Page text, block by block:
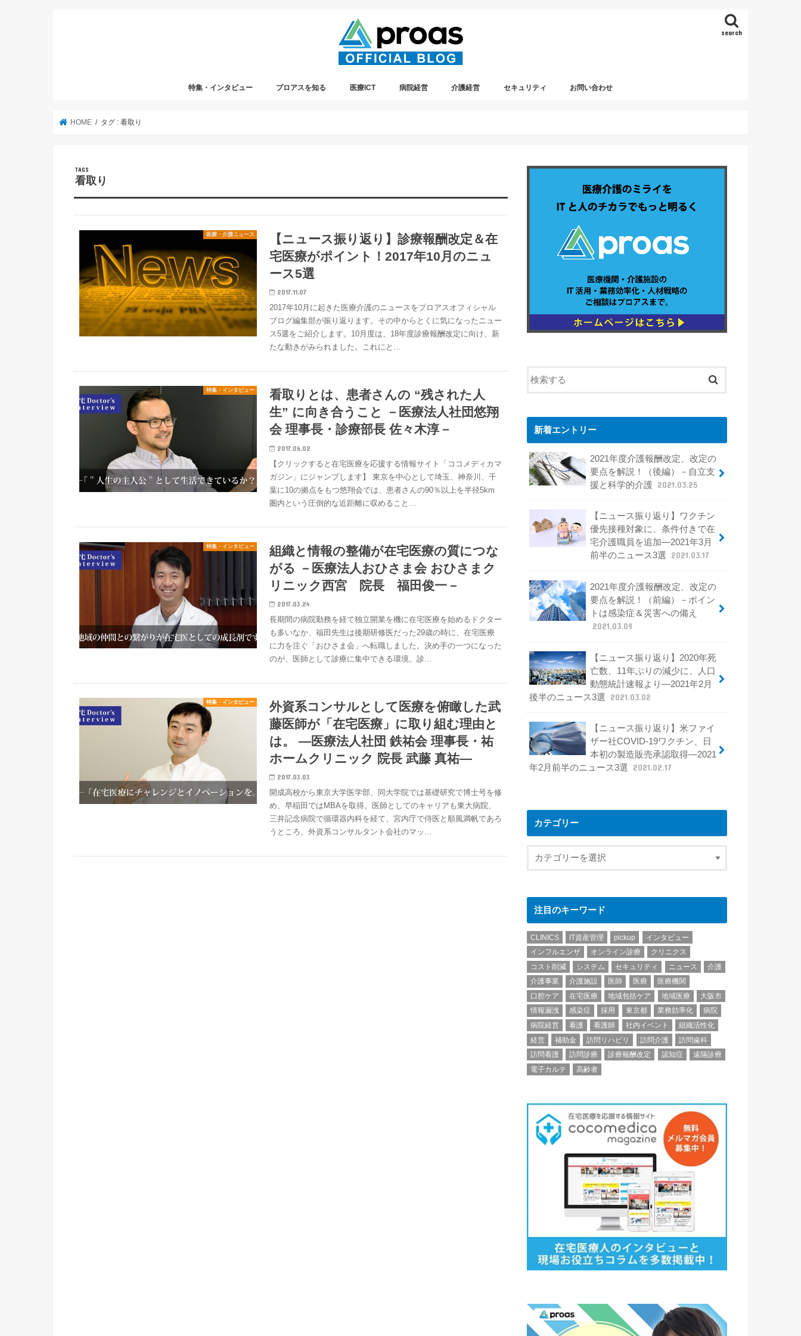
search
特集・インタビュー プロアスを知る 医療ICT 病院経営 介護経営 セキュリティ お問い合わせ
HOME タグ : 看取り
看取り
医療・介護ニュース
【ニュース振り返り】診療報酬改定＆在
宅医療がポイント！2017年10月のニュ
ース5選
2017.11.07
2017年10月に起きた医療介護のニュースをプロアスオフィシャル
ブログ編集部が振り返ります。その中からとくに気になったニュー
ス5選をご紹介します。10月度は、18年度診療報酬改定に向け、新
たな動きがみられました。これにと…
特集・インタビュー
看取りとは、患者さんの “残された人
生” に向き合うこと －医療法人社団悠翔
会 理事長・診療部長 佐々木淳－
2017.06.02
【クリックすると在宅医療を応援する情報サイト「ココメディカマ
ガジン」にジャンプします】 東京を中心として埼玉、神奈川、千
葉に10の拠点をもつ悠翔会では、患者さんの90％以上を半径5km
圏内という圧倒的な近距離に収めること…
特集・インタビュー
組織と情報の整備が在宅医療の質につな
がる －医療法人おひさま会 おひさまク
リニック西宮 院長 福田俊一－
2017.03.24
長期間の病院勤務を経て独立開業を機に在宅医療を始めるドクター
も多いなか、福田先生は後期研修医だった29歳の時に、在宅医療
に力を注ぐ「おひさま会」へ転職しました。決め手の一つになった
のが、医師として診療に集中できる環境、診…
特集・インタビュー
外資系コンサルとして医療を俯瞰した武
藤医師が「在宅医療」に取り組む理由と
は。 ―医療法人社団 鉄祐会 理事長・祐
ホームクリニック 院長 武藤 真祐―
2017.03.03
開成高校から東京大学医学部、同大学院では基礎研究で博士号を修
め、早稲田ではMBAを取得。医師としてのキャリアも東大病院、
三井記念病院で循環器内科を経て、宮内庁で侍医と順風満帆であろ
うところ、外資系コンサルタント会社のマッ…
新着エントリー
2021年度介護報酬改定、改定の
要点を解説！（後編）－自立支
援と科学的介護
2021.03.25
【ニュース振り返り】ワクチン
優先接種対象に、条件付きで在
宅介護職員を追加―2021年3月
前半のニュース3選
2021.03.17
2021年度介護報酬改定、改定の
要点を解説！（前編）－ポイン
トは感染症＆災害への備え
2021.03.09
【ニュース振り返り】2020年死
亡数、11年ぶりの減少に、人口
動態統計速報より―2021年2月
後半のニュース3選
2021.03.02
【ニュース振り返り】米ファイ
ザー社COVID-19ワクチン、日
本初の製造販売承認取得―2021
年2月前半のニュース3選
2021.02.17
カテゴリー
注目のキーワード
CLINICS IT資産管理 pickup
インタビュー
インフルエンザ
オンライン診療
クリニクス
コスト削減
システム セキュリティ ニュース
介護
介護事業
介護施設 医師 医療
医療機関
口腔ケア
在宅医療 地域包括ケア 地域医療
大阪市
情報漏洩
感染症 採用 東京都 業務効率化
病院
病院経営
看護 看護師 社内イベント
組織活性化
経営
補助金 訪問リハビリ 訪問介護
訪問歯科
訪問看護
訪問診療 診療報酬改定 認知症
遠隔診療
電子カルテ
高齢者